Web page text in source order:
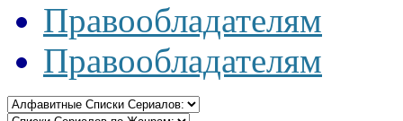
Правообладателям
Правообладателям